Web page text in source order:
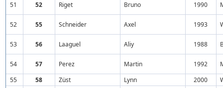
51
52 Riget Bruno 1990
52 55 Schneider Axel 1993
53 56 Laaguel Aliy 1988
54 57 Perez Martin 1992
55
58 Züst Lynn 2000